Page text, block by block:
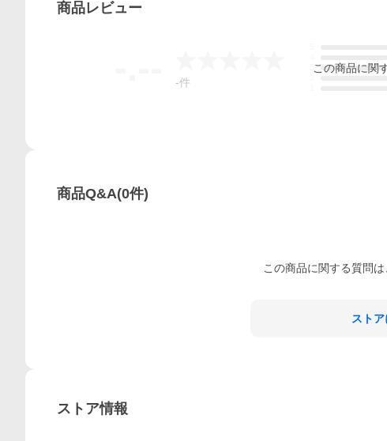
商品レビュー
-件
この商品に関
商品Q&A(0件)
この商品に関する質問は
スト
ストア情報